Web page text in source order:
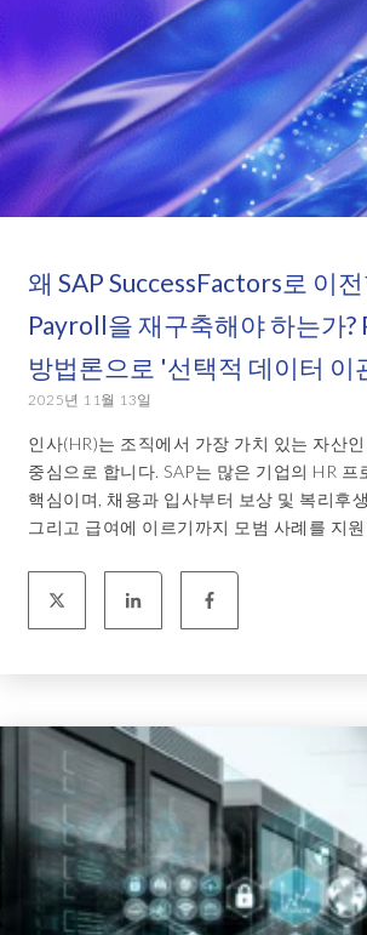
왜 SAP SuccessFactors로 이
Payroll을 재구축해야 하는가?
방법론으로 '선택적 데이터 이
2025년 11월 13일
인사(HR)는 조직에서 가장 가치 있는 자산인
중심으로 합니다. SAP는 많은 기업의 HR 프
핵심이며, 채용과 입사부터 보상 및 복리후
그리고 급여에 이르기까지 모범 사례를 지원